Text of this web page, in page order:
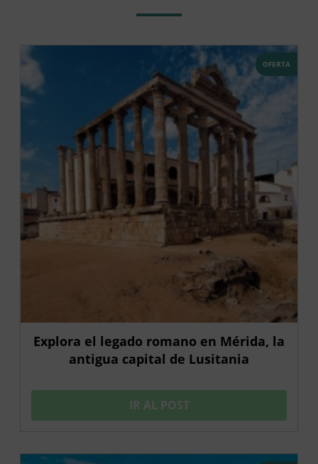
OFERTA
Explora el legado romano en Mérida, la
antigua capital de Lusitania
IR AL POST